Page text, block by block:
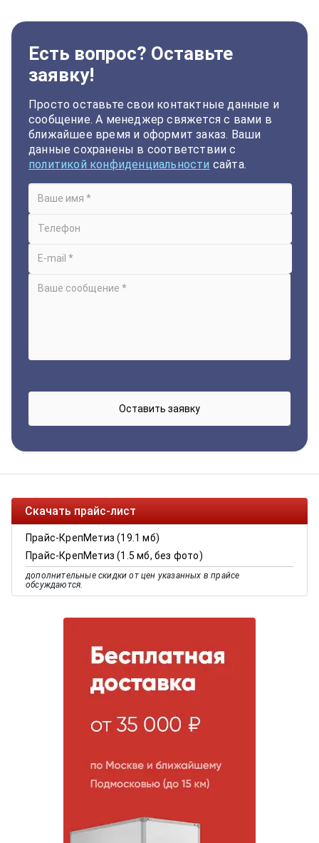
Есть вопрос? Оставьте
заявку!
Просто оставьте свои контактные данные и
сообщение. А менеджер свяжется с вами в
ближайшее время и оформит заказ. Ваши
данные сохранены в соответствии с
политикой конфиденциальности сайта.
Скачать прайс-лист
Прайс-КрепМетиз (19.1 мб)
Прайс-КрепМетиз (1.5 мб, без фото)
дополнительные скидки от цен указанных в прайсе
обсуждаются.